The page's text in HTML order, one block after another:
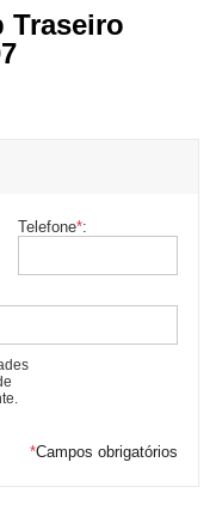
Traseiro
Telefone*:
*Campos obrigatórios